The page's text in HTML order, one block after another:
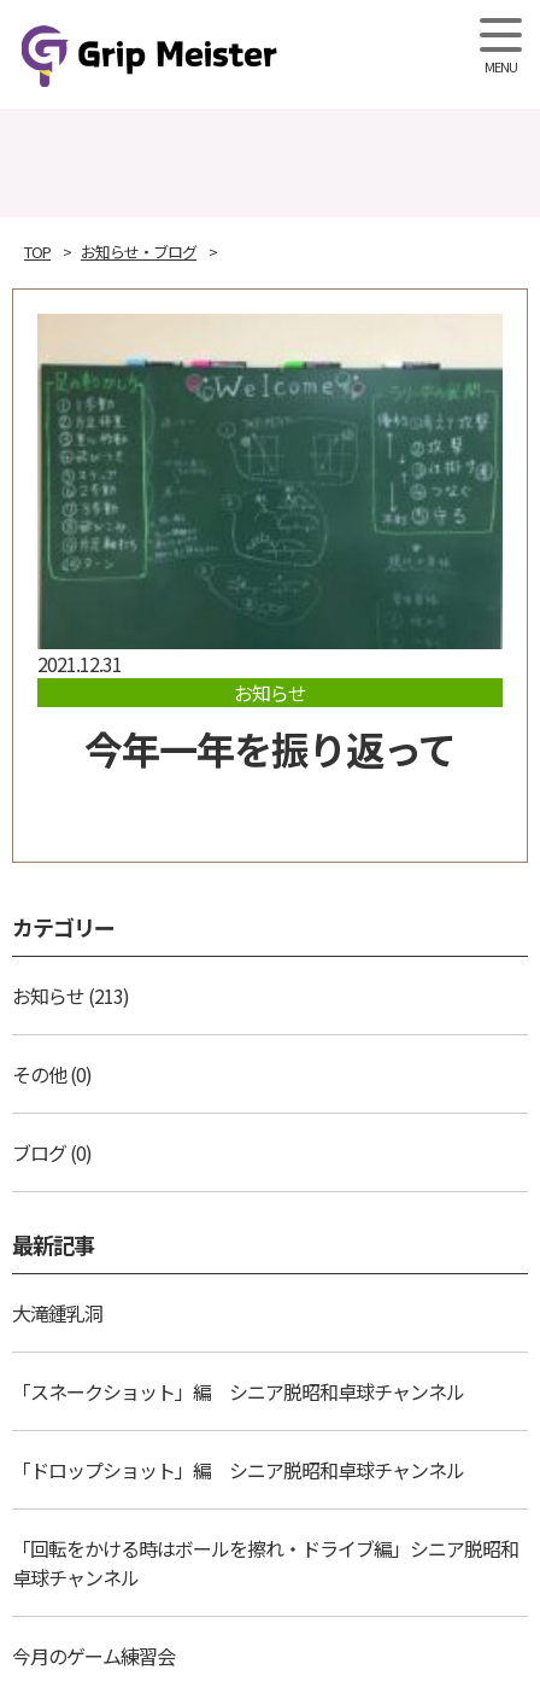
Grip
TOP お知らせ・ブログ
2021.12.31
お知らせ
今年一年を振り返って
カテゴリー
お知らせ(213)
その他(0)
ブログ(0)
最新記事
大滝鍾乳洞
「スネークショット」編 シニア脱昭和卓球チャンネル
「ドロップショット」編 シニア脱昭和卓球チャンネル
「回転をかける時はボールを擦れ・ドライブ編」シニア脱昭和
卓球チャンネル
今月のゲーム練習会